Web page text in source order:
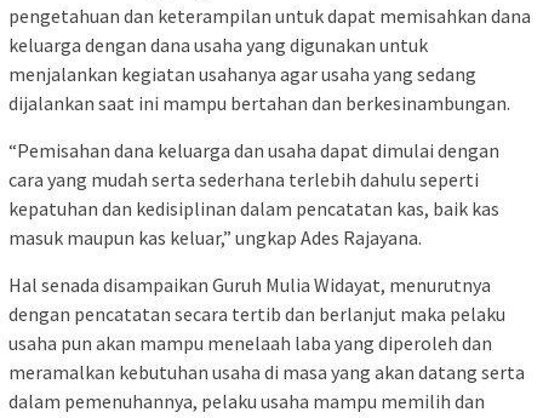
pengetahuan dan keterampilan untuk dapat memisahkan dana
keluarga dengan dana usaha yang digunakan untuk
menjalankan kegiatan usahanya agar usaha yang sedang
dijalankan saat ini mampu bertahan dan berkesinambungan.
“Pemisahan dana keluarga dan usaha dapat dimulai dengan
cara yang mudah serta sederhana terlebih dahulu seperti
kepatuhan dan kedisiplinan dalam pencatatan kas, baik kas
masuk maupun kas keluar,” ungkap Ades Rajayana.
Hal senada disampaikan Guruh Mulia Widayat, menurutnya
dengan pencatatan secara tertib dan berlanjut maka pelaku
usaha pun akan mampu menelaah laba yang diperoleh dan
meramalkan kebutuhan usaha di masa yang akan datang serta
dalam pemenuhannya, pelaku usaha mampu memilih dan